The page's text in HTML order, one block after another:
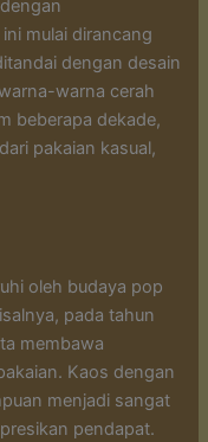
mulai dirancang
dengan desain
warna cerah
beberapa dekade,
pakaian kasual,
oleh budaya pop
pada tahun
membawa
Kaos dengan
menjadi sangat
pendapat.